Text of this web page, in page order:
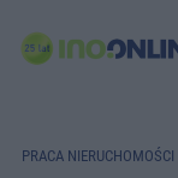
PRACA NIERUCHOMOŚCI